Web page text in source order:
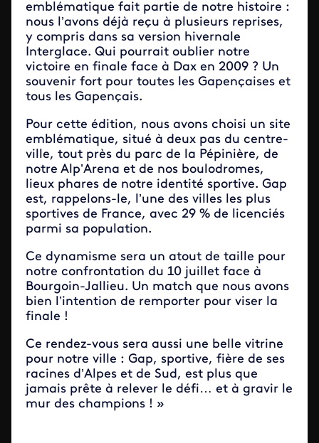
emblématique fait partie de notre histoire :
nous l’avons déjà reçu à plusieurs reprises,
y compris dans sa version hivernale
Interglace. Qui pourrait oublier notre
victoire en finale face à Dax en 2009 ? Un
souvenir fort pour toutes les Gapençaises et
tous les Gapençais.
Pour cette édition, nous avons choisi un site
emblématique, situé à deux pas du centre-
ville, tout près du parc de la Pépinière, de
notre Alp’Arena et de nos boulodromes,
lieux phares de notre identité sportive. Gap
est, rappelons-le, l’une des villes les plus
sportives de France, avec 29 % de licenciés
parmi sa population.
Ce dynamisme sera un atout de taille pour
notre confrontation du 10 juillet face à
Bourgoin-Jallieu. Un match que nous avons
bien l’intention de remporter pour viser la
finale !
Ce rendez-vous sera aussi une belle vitrine
pour notre ville : Gap, sportive, fière de ses
racines d’Alpes et de Sud, est plus que
jamais prête à relever le défi… et à gravir le
mur des champions ! »